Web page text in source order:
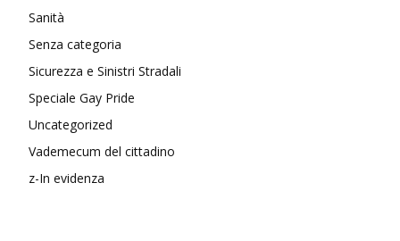
Sanità
Senza categoria
Sicurezza e Sinistri Stradali
Speciale Gay Pride
Uncategorized
Vademecum del cittadino
z-In evidenza